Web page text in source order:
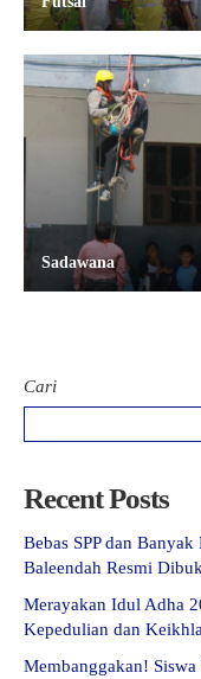
Sadawana
Cari
Recent Posts
Bebas SPP dan
Baleendah Resmi
Merayakan Idul Adha
Kepedulian dan
Membanggakan!